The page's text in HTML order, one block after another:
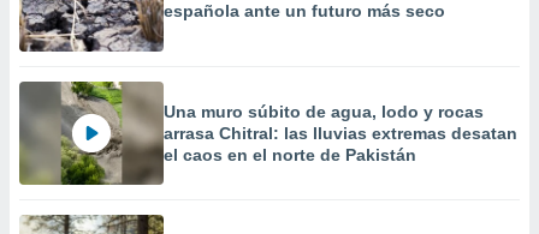
española ante un futuro más seco
Una muro súbito de agua, lodo y rocas
arrasa Chitral: las lluvias extremas desatan
el caos en el norte de Pakistán